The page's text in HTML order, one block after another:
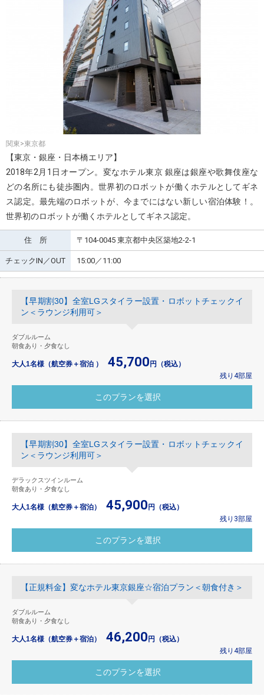
関東>東京都
【東京・銀座・日本橋エリア】
2018年2月1日オープン。変なホテル東京 銀座は銀座や歌舞伎座な
どの名所にも徒歩圏内。世界初のロボットが働くホテルとしてギネ
ス認定。最先端のロボットが、今までにはない新しい宿泊体験！。
世界初のロボットが働くホテルとしてギネス認定。
住 所 〒104-0045 東京都中央区築地2-2-1
チェックIN／OUT 15:00／11:00
【早期割30】全室LGスタイラー設置・ロボットチェックイ
ン＜ラウンジ利用可＞
ダブルルーム
朝食あり・夕食なし
大人1名様（航空券＋宿泊 ） 45,700円（税込）
残り4部屋
【早期割30】全室LGスタイラー設置・ロボットチェックイ
ン＜ラウンジ利用可＞
デラックスツインルーム
朝食あり・夕食なし
大人1名様（航空券＋宿泊） 45,900円（税込）
残り3部屋
【正規料金】変なホテル東京銀座☆宿泊プラン＜朝食付き＞
ダブルルーム
朝食あり・夕食なし
大人1名様（航空券＋宿泊） 46,200円（税込）
残り4部屋